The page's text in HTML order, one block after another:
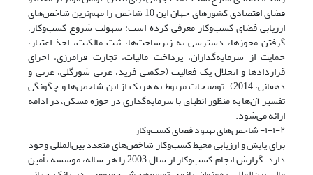
فضای اقتصادی کشورهای جهان این 10 شاخص را مهم‌ترین شاخص‌های
ارزیابی فضای کسب‌وکار معرفی کرده است: سهولت شروع کسب‌وکار،
گرفتن مجوزها، دسترسی به زیرساخت‌ها، ثبت مالکیت، اخذ اعتبار،
حمایت از سرمایه‌گذاران، پرداخت مالیات، تجارت فرامرزی، اجرای
قراردادها و انحلال یک فعالیت (حکمتی فرید، عزتی شورگلی، عزتی و
دهقانی، 2014). توضیحات مربوط به هریک از این شاخص‌ها و چگونگی
تفسیر آن‌ها به منظور انطباق با سرمایه‌گذاری در حوزه مسکن، در ادامه
ارائه می‌شود.
۱-۱-۲- شاخص‌های بهبود فضای کسب‌وکار
برای پایش و ارزیابی محیط کسب‌وکار شاخص‌های متعدد بین‌المللی وجود
دارد. گزارش انجام کسب‌وکار از سال 2003 را هر ساله، موسسه تأمین